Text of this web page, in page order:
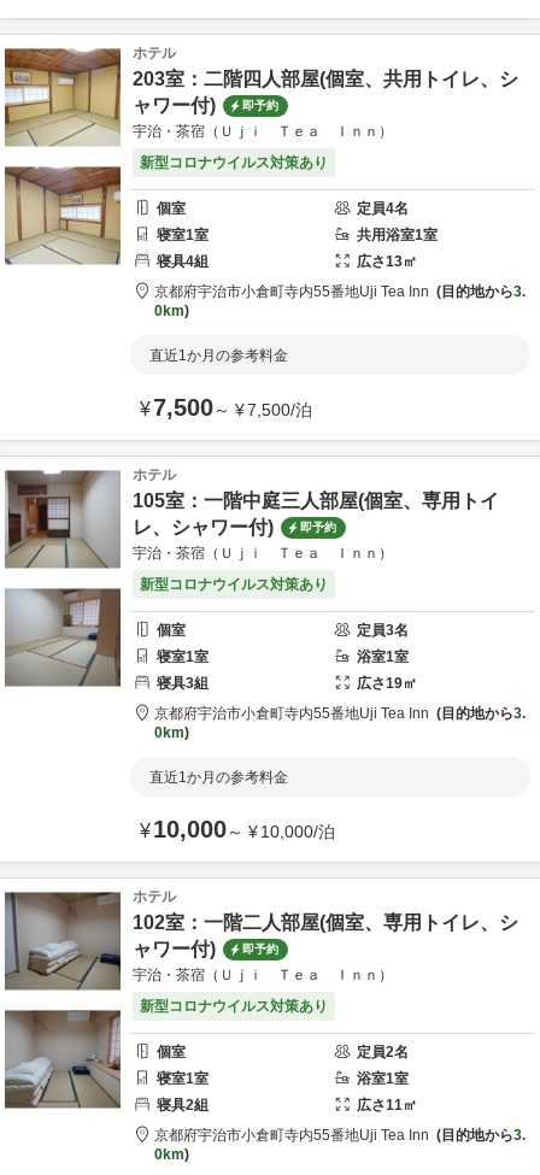
ホテル
203室：二階四人部屋(個室、共用トイレ、シ
ャワー付)
即予約
宇治・茶宿（Ｕｊｉ Ｔｅａ Ｉｎｎ）
新型コロナウイルス対策あり
個室 定員4名
寝室1室 共用浴室1室
寝具4組 広さ13㎡
京都府宇治市小倉町寺内55番地Uji Tea Inn 目的地から3.
0km
直近1か月の参考料金
¥7,500～ ¥7,500/泊
ホテル
105室：一階中庭三人部屋(個室、専用トイ
レ、シャワー付)
即予約
宇治・茶宿（Ｕｊｉ Ｔｅａ Ｉｎｎ）
新型コロナウイルス対策あり
個室 定員3名
寝室1室 浴室1室
寝具3組 広さ19㎡
京都府宇治市小倉町寺内55番地Uji Tea Inn 目的地から3.
0km
直近1か月の参考料金
¥10,000～ ¥10,000/泊
ホテル
102室：一階二人部屋(個室、専用トイレ、シ
ャワー付)
即予約
宇治・茶宿（Ｕｊｉ Ｔｅａ Ｉｎｎ）
新型コロナウイルス対策あり
個室 定員2名
寝室1室 浴室1室
寝具2組 広さ11㎡
京都府宇治市小倉町寺内55番地Uji Tea Inn 目的地から3.
0km